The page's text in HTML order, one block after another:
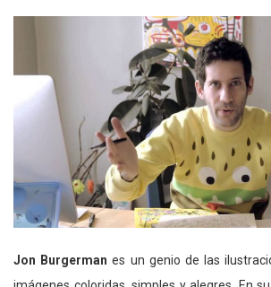
Jon Burgerman es un genio de las